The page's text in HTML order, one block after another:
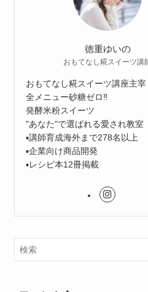
徳重ゆいの
おもてなし糀スイーツ講
おもてなし糀スイーツ講座主宰
全メニュー砂糖ゼロ‼︎
発酵米粉スイーツ
"あなた"で選ばれる愛され教室
▪︎講師育成海外まで278名以上
▪︎企業向け商品開発
▪︎レシピ本12冊掲載